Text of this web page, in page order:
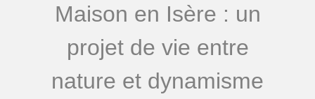
Maison en Isère : un
projet de vie entre
nature et dynamisme